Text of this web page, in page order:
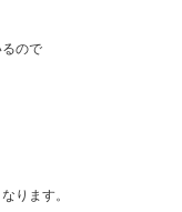
ので
ります。